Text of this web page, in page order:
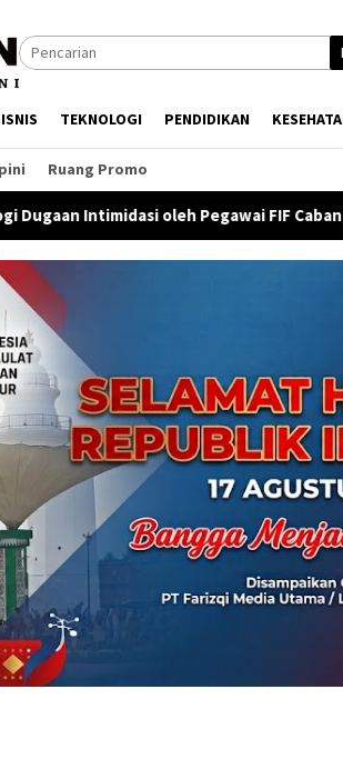
TEKNOLOGI PENDIDIKAN
Ruang Promo
Pegawai FIF Cabang TangCity kepada